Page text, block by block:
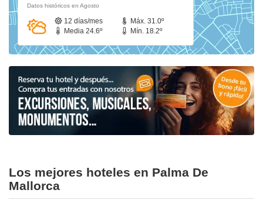
Datos históricos en Agosto
12 días/mes
Máx. 31.0º
Media 24.6º
Mín. 18.2º
Los mejores hoteles en Palma De
Mallorca